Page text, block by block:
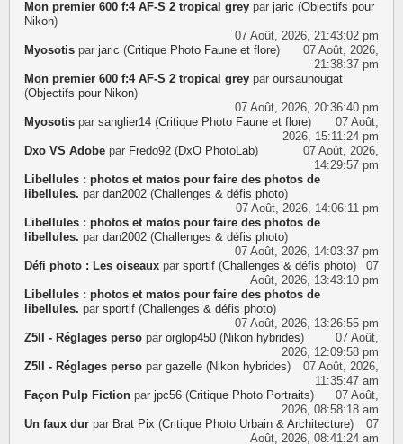
Mon premier 600 f:4 AF-S 2 tropical grey parjaric (Objectifs pour
Nikon)
07 Août, 2026, 21:43:02 pm
Myosotis parjaric (Critique Photo Faune et flore)
07 Août, 2026,
21:38:37 pm
Mon premier 600 f:4 AF-S 2 tropical grey paroursaunougat
(Objectifs pour Nikon)
07 Août, 2026, 20:36:40 pm
Myosotis parsanglier14 (Critique Photo Faune et flore)
07 Août,
2026, 15:11:24 pm
Dxo VS Adobe par Fredo92 (DxO PhotoLab)
07 Août, 2026,
14:29:57 pm
Libellules : photos et matos pour faire des photos de
libellules. pardan2002 (Challenges & défis photo)
07 Août, 2026, 14:06:11 pm
Libellules : photos et matos pour faire des photos de
libellules. pardan2002 (Challenges & défis photo)
07 Août, 2026, 14:03:37 pm
Défi photo : Les oiseaux parsportif (Challenges & défis photo)
07
Août, 2026, 13:43:10 pm
Libellules : photos et matos pour faire des photos de
libellules. parsportif (Challenges & défis photo)
07 Août, 2026, 13:26:55 pm
Z5II - Réglages perso parorglop450 (Nikon hybrides)
07 Août,
2026, 12:09:58 pm
Z5II - Réglages perso pargazelle (Nikon hybrides)
07 Août, 2026,
11:35:47 am
Façon Pulp Fictionparjpc56 (Critique Photo Portraits)
07 Août,
2026, 08:58:18 am
Un faux dur par Brat Pix (Critique Photo Urbain & Architecture)
07
Août, 2026, 08:41:24 am